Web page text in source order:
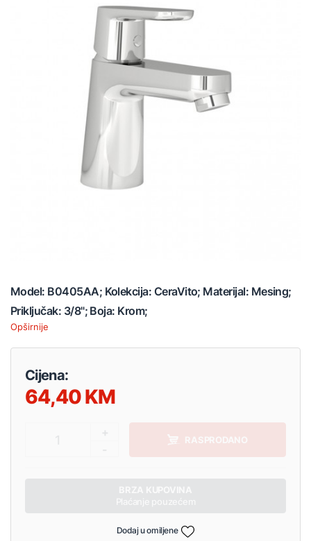
Model: B0405AA; Kolekcija: CeraVito; Materijal: Mesing;
Priključak: 3/8"; Boja: Krom;
Opširnije
Cijena:
64,40
RASPRODANO
Dodaj u omiljene